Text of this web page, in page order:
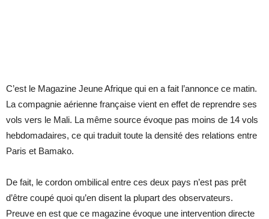
C’est le Magazine Jeune Afrique qui en a fait l’annonce ce matin.
La compagnie aérienne française vient en effet de reprendre ses
vols vers le Mali. La même source évoque pas moins de 14 vols
hebdomadaires, ce qui traduit toute la densité des relations entre
Paris et Bamako.
De fait, le cordon ombilical entre ces deux pays n’est pas prêt
d’être coupé quoi qu’en disent la plupart des observateurs.
Preuve en est que ce magazine évoque une intervention directe